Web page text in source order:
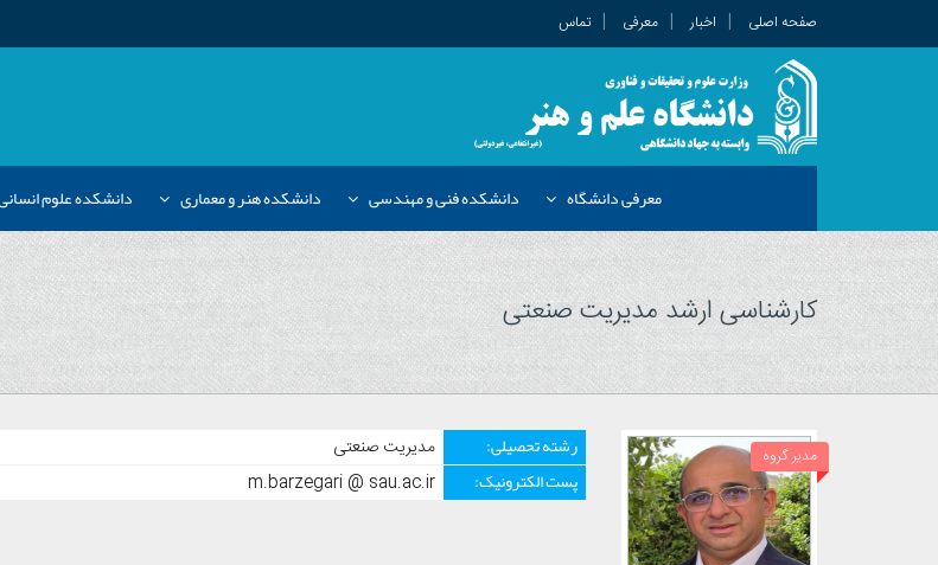
صفحه اصلی اخبار معرفی تماس
معرفی دانشگاه دانشکده فنی و مهندسی دانشکده هنر و معماری دانشکده علوم
کارشناسی ارشد مدیریت صنعتی
مدیر گروه رشته تحصیلی: مدیریت صنعتی
پست الکترونیک: m.barzegari @ sau.ac.ir